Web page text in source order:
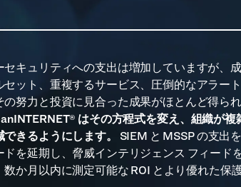
セキュリティへの支出は増加していますが、
セット、重複するサービス、圧倒的なアラー
の努力と投資に見合った成果がほとんど得ら
はその方程式を変え、組織が
できるようにします。 SIEM と MSSP の支出
ドを延期し、脅威インテリジェンス フィード
数か月以内に測定可能な ROI とより優れた保